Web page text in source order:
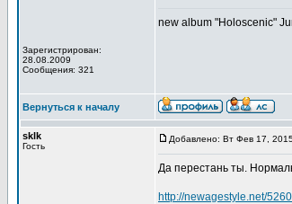
Зарегистрирован:
28.08.2009
Сообщения: 321
new album "Holoscenic"
Вернуться к началу
sklk
Гость
Добавлено: Вт Фев 17,
Да перестань ты.
http://newagestyle.net/